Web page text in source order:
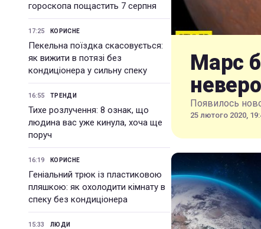
гороскопа пощастить 7 серпня
17:25 КОРИСНЕ
Пекельна поїздка скасовується:
як вижити в потязі без
кондиціонера у сильну спеку
16:55 ТРЕНДИ
Тихе розлучення: 8 ознак, що
людина вас уже кинула, хоча ще
поруч
16:19 КОРИСНЕ
Геніальний трюк із пластиковою
пляшкою: як охолодити кімнату в
спеку без кондиціонера
15:33 ЛЮДИ
Марс
Появилось
25 лютого 2020,